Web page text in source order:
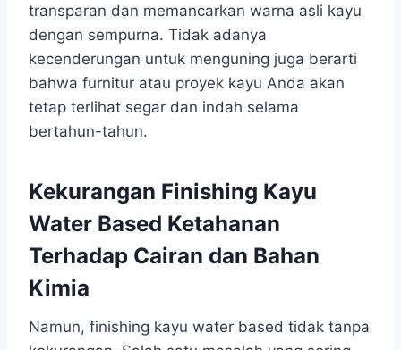
transparan dan memancarkan warna asli kayu
dengan sempurna. Tidak adanya
kecenderungan untuk menguning juga berarti
bahwa furnitur atau proyek kayu Anda akan
tetap terlihat segar dan indah selama
bertahun-tahun.
Kekurangan Finishing Kayu
Water Based Ketahanan
Terhadap Cairan dan Bahan
Kimia
Namun, finishing kayu water based tidak tanpa